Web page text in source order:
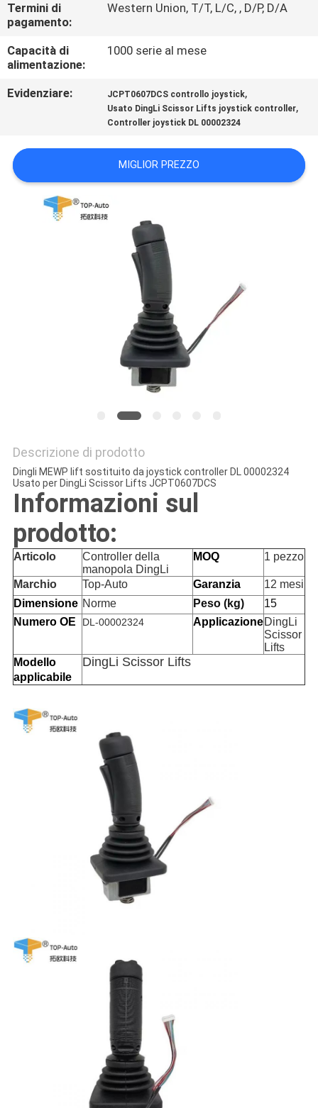
RICHIEDA
UNA
DEL
SITO
PRIVACY
Termini di
pagamento:
Western Union, T/T, L/C, , D/P, D/A
Capacità di
alimentazione:
1000 serie al mese
Evidenziare: JCPT0607DCS controllo joystick,
Usato DingLi Scissor Lifts joystick controller,
Controller joystick DL 00002324
MIGLIOR PREZZO
Descrizione di prodotto
Dingli MEWP lift sostituito da joystick controller DL 00002324
Usato per DingLi Scissor Lifts JCPT0607DCS
Informazioni sul
prodotto:
Articolo
Controller della
manopola DingLi
MOQ 1 pezzo
Marchio Top-Auto Garanzia
12 mesi
Dimensione Norme Peso (kg)
15
Numero OE
DL-00002324 ApplicazioneDingLi
Scissor
Lifts
Modello
applicabile
DingLi Scissor Lifts